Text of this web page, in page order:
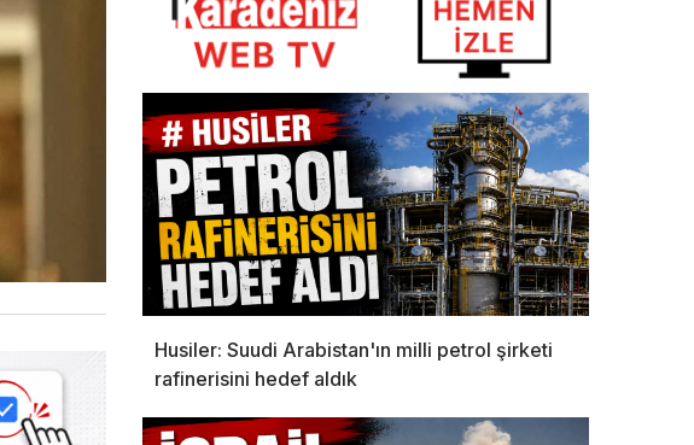
Husiler: Suudi Arabistan'ın milli petrol şirketi
rafinerisini hedef aldık